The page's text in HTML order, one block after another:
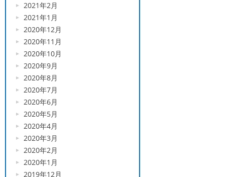
2021年2月
2021年1月
2020年12月
2020年11月
2020年10月
2020年9月
2020年8月
2020年7月
2020年6月
2020年5月
2020年4月
2020年3月
2020年2月
2020年1月
2019年12月